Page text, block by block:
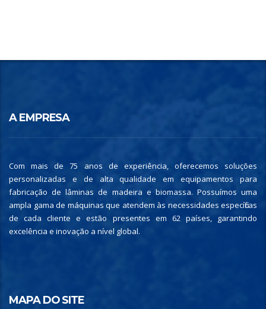
A EMPRESA
Com mais de 75 anos de experiência, oferecemos soluções
personalizadas e de alta qualidade em equipamentos para
fabricação de lâminas de madeira e biomassa. Possuímos uma
ampla gama de máquinas que atendem às necessidades específicas
de cada cliente e estão presentes em 62 países, garantindo
excelência e inovação a nível global.
MAPA DO SITE